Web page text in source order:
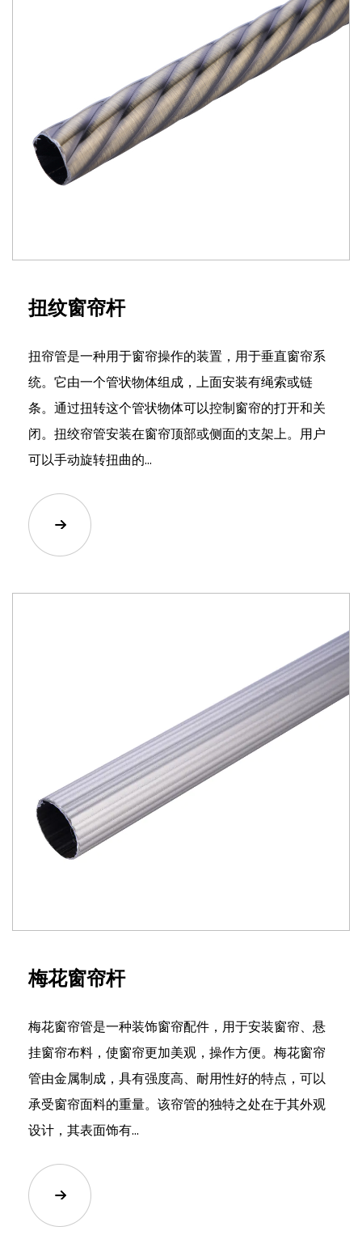
扭纹窗帘杆
扭帘管是一种用于窗帘操作的装置，用于垂直窗帘系
统。它由一个管状物体组成，上面安装有绳索或链
条。通过扭转这个管状物体可以控制窗帘的打开和关
闭。扭绞帘管安装在窗帘顶部或侧面的支架上。用户
可以手动旋转扭曲的...
梅花窗帘杆
梅花窗帘管是一种装饰窗帘配件，用于安装窗帘、悬
挂窗帘布料，使窗帘更加美观，操作方便。梅花窗帘
管由金属制成，具有强度高、耐用性好的特点，可以
承受窗帘面料的重量。该帘管的独特之处在于其外观
设计，其表面饰有...